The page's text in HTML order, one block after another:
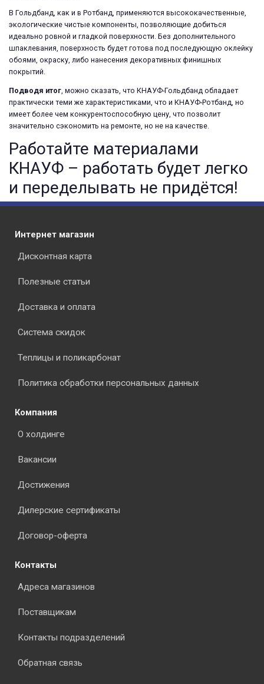
В Гольдбанд, как и в Ротбанд, применяются высококачественные,
экологические чистые компоненты, позволяющие добиться
идеально ровной и гладкой поверхности. Без дополнительного
шпаклевания, поверхность будет готова под последующую оклейку
обоями, окраску, либо нанесения декоративных финишных
покрытий.
Подводя итог, можно сказать, что КНАУФ-Гольдбанд обладает
практически теми же характеристиками, что и КНАУФ-Ротбанд, но
имеет более чем конкурентоспособную цену, что позволит
значительно сэкономить на ремонте, но не на качестве.
Работайте материалами
КНАУФ – работать будет легко
и переделывать не придётся!
Интернет магазин
Дисконтная карта
Полезные статьи
Доставка и оплата
Система скидок
Теплицы и поликарбонат
Политика обработки персональных данных
Компания
О холдинге
Вакансии
Достижения
Дилерские сертификаты
Договор-оферта
Контакты
Адреса магазинов
Поставщикам
Контакты подразделений
Обратная связь